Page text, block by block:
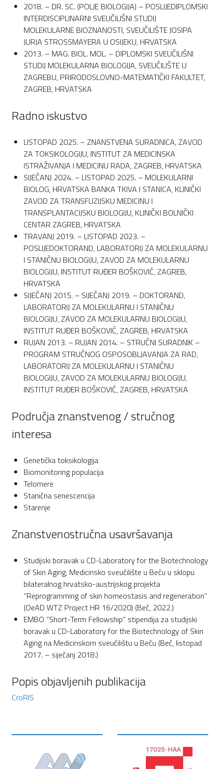
2018. – DR. SC. (POLJE BIOLOGIJA) – POSLIJEDIPLOMSKI
INTERDISCIPLINARNI SVEUČILIŠNI STUDIJ
MOLEKULARNE BIOZNANOSTI, SVEUČILIŠTE JOSIPA
JURJA STROSSMAYERA U OSIJEKU, HRVATSKA
2013. – MAG. BIOL. MOL. – DIPLOMSKI SVEUČILIŠNI
STUDIJ MOLEKULARNA BIOLOGIJA, SVEUČILIŠTE U
ZAGREBU, PRIRODOSLOVNO-MATEMATIČKI FAKULTET,
ZAGREB, HRVATSKA
Radno iskustvo
LISTOPAD 2025. – ZNANSTVENA SURADNICA, ZAVOD
ZA TOKSIKOLOGIJU, INSTITUT ZA MEDICINSKA
ISTRAŽIVANJA I MEDICINU RADA, ZAGREB, HRVATSKA
SIJEČANJ 2024. – LISTOPAD 2025. – MOLEKULARNI
BIOLOG, HRVATSKA BANKA TKIVA I STANICA, KLINIČKI
ZAVOD ZA TRANSFUZIJSKU MEDICINU I
TRANSPLANTACIJSKU BIOLOGIJU, KLINIČKI BOLNIČKI
CENTAR ZAGREB, HRVATSKA
TRAVANJ 2019. – LISTOPAD 2023. –
POSLIJEDOKTORAND, LABORATORIJ ZA MOLEKULARNU
I STANIČNU BIOLOGIJU, ZAVOD ZA MOLEKULARNU
BIOLOGIJU, INSTITUT RUĐER BOŠKOVIĆ, ZAGREB,
HRVATSKA
SIJEČANJ 2015. – SIJEČANJ 2019. – DOKTORAND,
LABORATORIJ ZA MOLEKULARNU I STANIČNU
BIOLOGIJU, ZAVOD ZA MOLEKULARNU BIOLOGIJU,
INSTITUT RUĐER BOŠKOVIĆ, ZAGREB, HRVATSKA
RUJAN 2013. – RUJAN 2014. – STRUČNI SURADNIK –
PROGRAM STRUČNOG OSPOSOBLJAVANJA ZA RAD,
LABORATORIJ ZA MOLEKULARNU I STANIČNU
BIOLOGIJU, ZAVOD ZA MOLEKULARNU BIOLOGIJU,
INSTITUT RUĐER BOŠKOVIĆ, ZAGREB, HRVATSKA
Područja znanstvenog / stručnog
interesa
Genetička toksikologija
Biomonitoring populacija
Telomere
Stanična senescencija
Starenje
Znanstvenostručna usavršavanja
Studijski boravak u CD-Laboratory for the Biotechnology
of Skin Aging, Medicinsko sveučilište u Beču u sklopu
bilateralnog hrvatsko-austrijskog projekta
“Reprogramming of skin homeostasis and regeneration”
(OeAD WTZ Project HR 16/2020) (Beč, 2022.)
EMBO “Short-Term Fellowship” stipendija za studijski
boravak u CD-Laboratory for the Biotechnology of Skin
Aging na Medicinskom sveučilištu u Beču (Beč, listopad
2017. – siječanj 2018.)
Popis objavljenih publikacija
CroRIS